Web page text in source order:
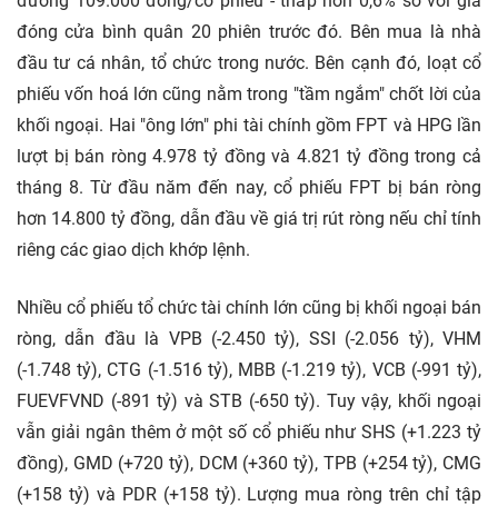
đóng cửa bình quân 20 phiên trước đó. Bên mua là nhà
đầu tư cá nhân, tổ chức trong nước. Bên cạnh đó, loạt cổ
phiếu vốn hoá lớn cũng nằm trong "tầm ngắm" chốt lời của
khối ngoại. Hai "ông lớn" phi tài chính gồm FPT và HPG lần
lượt bị bán ròng 4.978 tỷ đồng và 4.821 tỷ đồng trong cả
tháng 8. Từ đầu năm đến nay, cổ phiếu FPT bị bán ròng
hơn 14.800 tỷ đồng, dẫn đầu về giá trị rút ròng nếu chỉ tính
riêng các giao dịch khớp lệnh.
Nhiều cổ phiếu tổ chức tài chính lớn cũng bị khối ngoại bán
ròng, dẫn đầu là VPB (-2.450 tỷ), SSI (-2.056 tỷ), VHM
(-1.748 tỷ), CTG (-1.516 tỷ), MBB (-1.219 tỷ), VCB (-991 tỷ),
FUEVFVND (-891 tỷ) và STB (-650 tỷ). Tuy vậy, khối ngoại
vẫn giải ngân thêm ở một số cổ phiếu như SHS (+1.223 tỷ
đồng), GMD (+720 tỷ), DCM (+360 tỷ), TPB (+254 tỷ), CMG
(+158 tỷ) và PDR (+158 tỷ). Lượng mua ròng trên chỉ tập